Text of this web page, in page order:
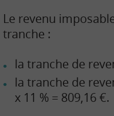
Le revenu
tranche :
la tranche de
la tranche de
x 11 % = 809,16 €.